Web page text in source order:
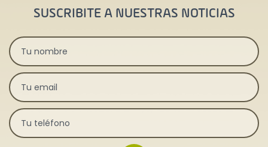
SUSCRIBITE A NUESTRAS NOTICIAS